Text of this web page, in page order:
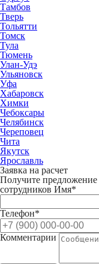
Тамбов
Тверь
Тольятти
Томск
Тула
Тюмень
Улан-Удэ
Ульяновск
Уфа
Хабаровск
Химки
Чебоксары
Челябинск
Череповец
Чита
Якутск
Ярославль
Заявка на расчет
Получите
сотрудников Имя*
Телефон*
Комментарии